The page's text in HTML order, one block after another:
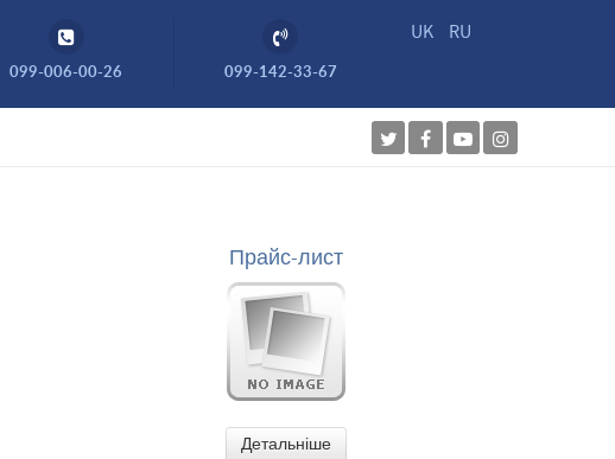
099-006-00-26 099-142-33-67
UK RU
Прайс-лист
Детальніше